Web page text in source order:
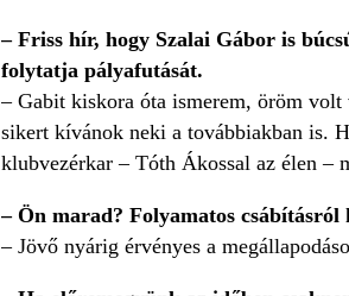
– Friss hír, hogy Szalai Gábor is
folytatja pályafutását.
– Gabit kiskora óta ismerem, öröm
sikert kívánok neki a továbbiakban is.
klubvezérkar – Tóth Ákossal az élen –
– Ön marad? Folyamatos
– Jövő nyárig érvényes a